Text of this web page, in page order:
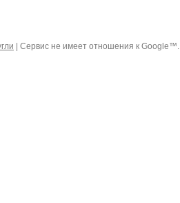
| Сервис не имеет отношения к Google™.